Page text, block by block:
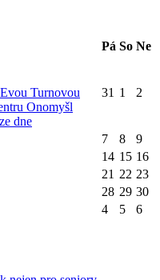
Pá So Ne
Turnovou
Onomyšl
dne
31 1 2
7 8
9
14 15 16
21 22 23
28 29 30
4 5 6